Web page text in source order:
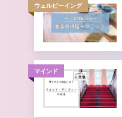
ウェルビーイング
マインド